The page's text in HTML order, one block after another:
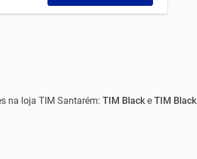
na loja TIM Santarém: TIM Blacke TIM Black